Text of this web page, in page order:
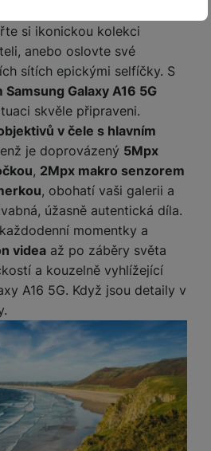
váš průchod nákupním košíkem,
nezbytné funkce.
funkce
-abyste nemuseli vše
se s námi mohli spojit např. pomocí
s naším webem dokážeme ještě
vaše nastavení, mohou
formulářů, umožní nám zobrazit
jak se na webu chováte, a mohli
měření výkonu našeho webu i
Jejich pomocí určujeme počet
internetových stránek. Data
zpracováváme souhrnně a
schopni identifikovat konkrétní
vás neobtěžovali nevhodnou
my nebo naši partneři,
vhodné obsahy nebo reklamy jak
stránkách třetích stran.
si ikonickou kolekci
anebo oslovte své
sítích epickými selfíčky. S
Galaxy A16 5G
skvěle připraveni.
v čele s hlavním
je doprovázený 5Mpx
, 2Mpx makro senzorem
, obohatí vaši galerii a
úžasně autentická díla.
momentky a
videa až po záběry světa
a kouzelně vyhlížející
A16 5G. Když jsou detaily v